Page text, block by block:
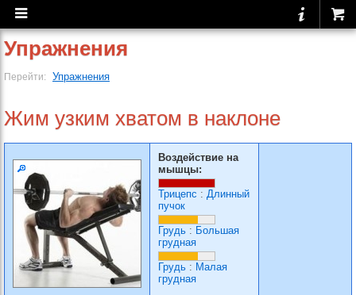
Упражнения
Перейти: Упражнения
Жим узким хватом в наклоне
Воздействие на
мышцы:
Трицепс : Длинный
пучок
Грудь : Большая
грудная
Грудь : Малая
грудная